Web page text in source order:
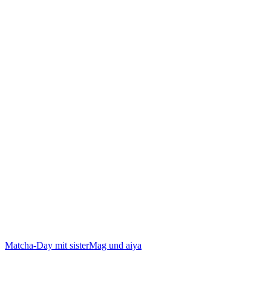
Matcha-Day mit sisterMag und aiya